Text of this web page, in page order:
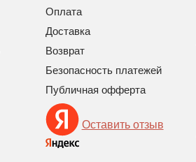
Оплата
Доставка
Возврат
Безопасность платежей
Публичная офферта
Оставить отзыв